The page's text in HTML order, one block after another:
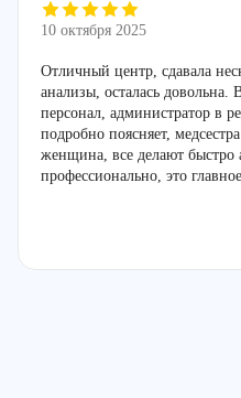
10 октября 2025
Отличный центр, сдавала
анализы, осталась довольна.
персонал, администратор в
подробно поясняет,
женщина, все делают быстро
профессионально, это главное.